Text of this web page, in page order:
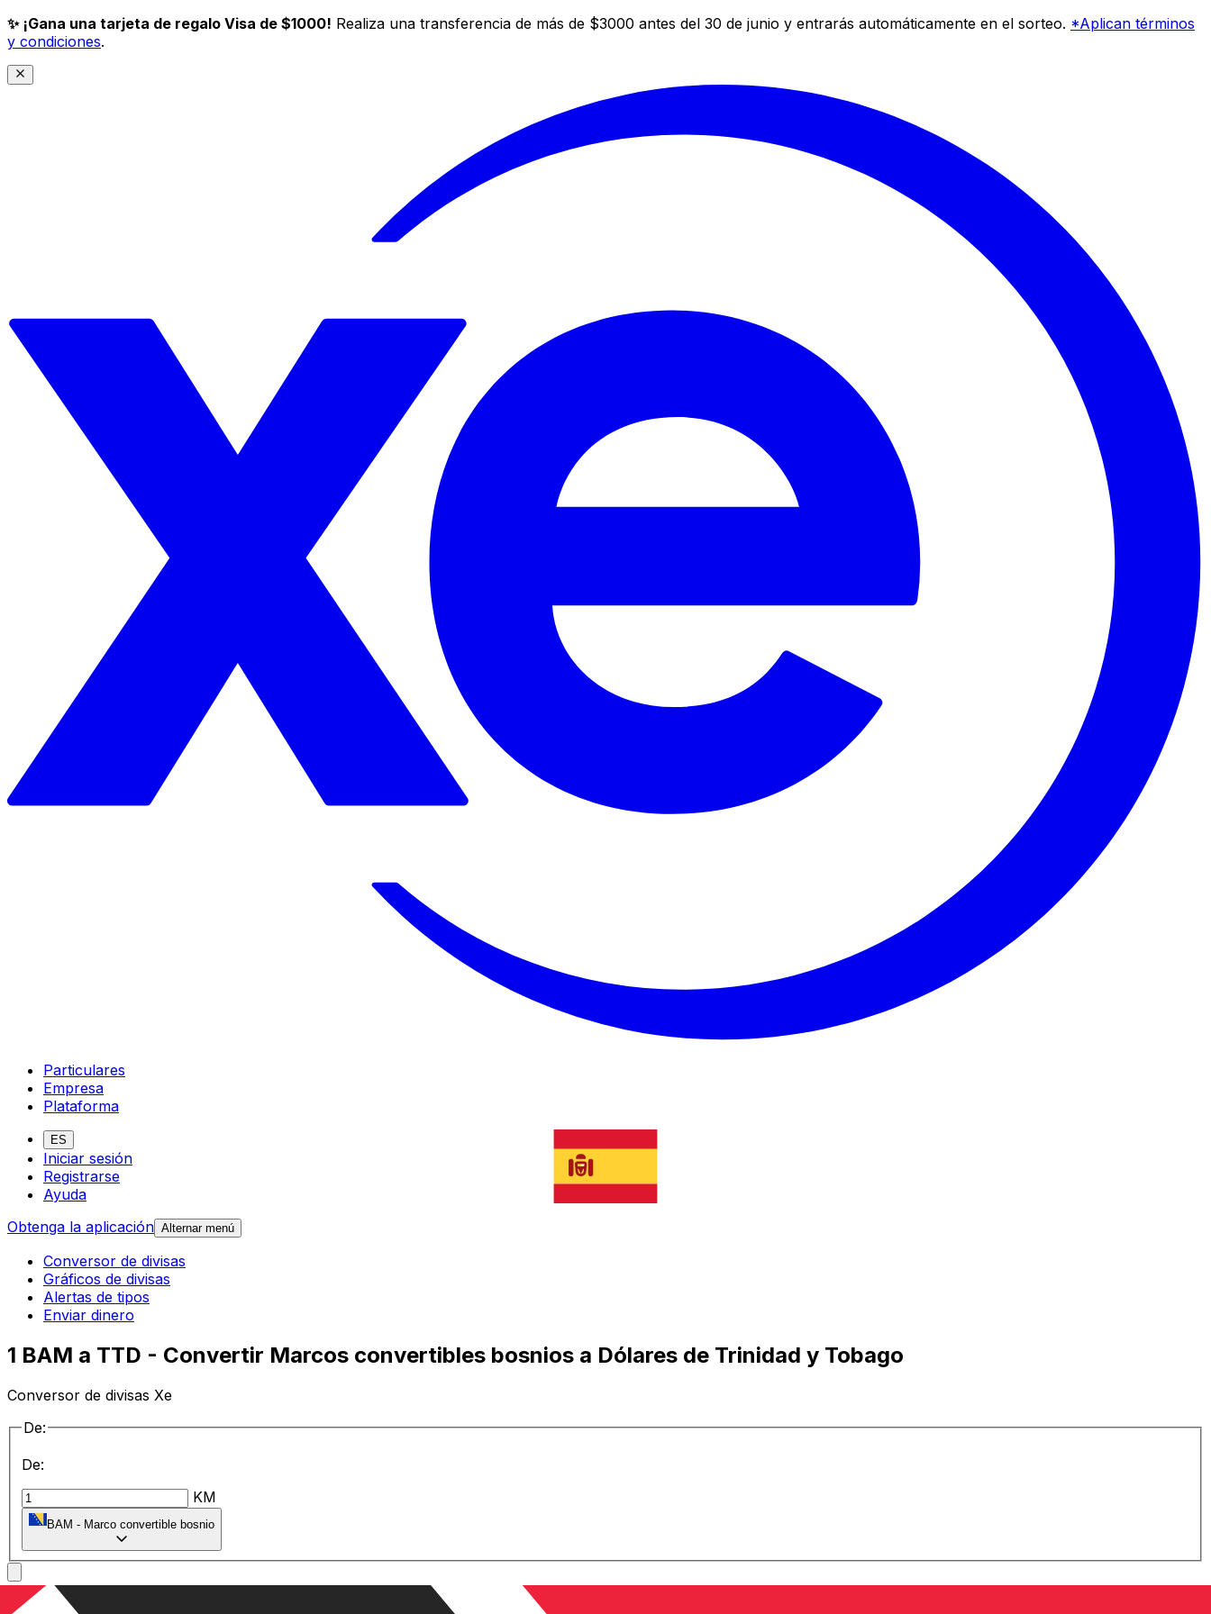
✨ ¡Gana una tarjeta de regalo Visa de $1000! Realiza una transferencia de más de $3000 antes del 30 de junio y entrarás automáticamente en el sorteo. *Aplican términos
y condiciones.
Particulares
Empresa
Plataforma
ES
Iniciar sesión
Registrarse
Ayuda
Obtenga la aplicación Alternar menú
Conversor de divisas
Gráficos de divisas
Alertas de tipos
Enviar dinero
1 BAM a TTD - Convertir Marcos convertibles bosnios a Dólares de Trinidad y Tobago
Conversor de divisas Xe
De:
De:
KM
BAM - Marco convertible bosnio
a